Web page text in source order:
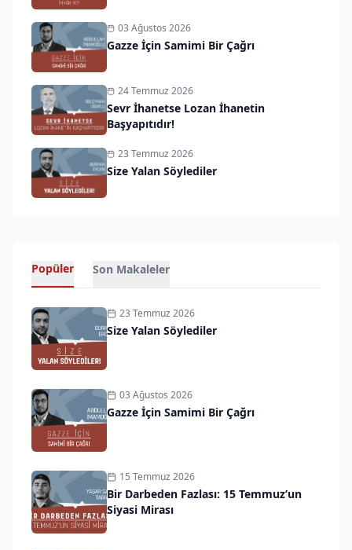
03 Ağustos 2026
Gazze İçin Samimi Bir Çağrı
24 Temmuz 2026
Sevr İhanetse Lozan İhanetin
Başyapıtıdır!
23 Temmuz 2026
Size Yalan Söylediler
Popüler Son Makaleler
23 Temmuz 2026
Size Yalan Söylediler
03 Ağustos 2026
Gazze İçin Samimi Bir Çağrı
15 Temmuz 2026
Bir Darbeden Fazlası: 15 Temmuz’un
Siyasi Mirası